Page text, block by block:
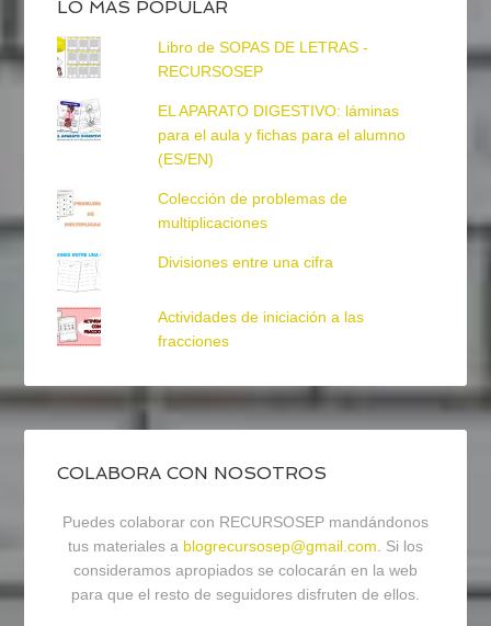
LO MÁS POPULAR
Libro de SOPAS DE LETRAS -
RECURSOSEP
EL APARATO DIGESTIVO: láminas
para el aula y fichas para el alumno
(ES/EN)
Colección de problemas de
multiplicaciones
Divisiones entre una cifra
Actividades de iniciación a las
fracciones
COLABORA CON NOSOTROS
Puedes colaborar con RECURSOSEP mandándonos
tus materiales a blogrecursosep@gmail.com. Si los
consideramos apropiados se colocarán en la web
para que el resto de seguidores disfruten de ellos.